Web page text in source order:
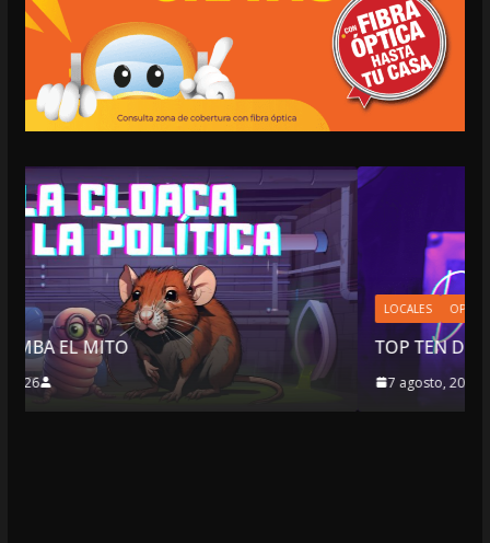
LOCALES OPINIÓN
TOP TEN DEL REPUDIO
7 agosto, 2026